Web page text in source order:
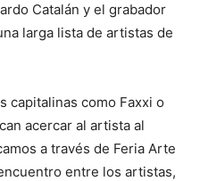
Catalán y el grabador
larga lista de artistas de
capitalinas como Faxxi o
acercar al artista al
a través de Feria Arte
entre los artistas,